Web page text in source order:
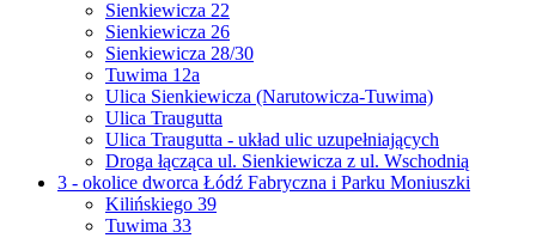
Sienkiewicza 22
Sienkiewicza 26
Sienkiewicza 28/30
Tuwima 12a
Ulica Sienkiewicza (Narutowicza-Tuwima)
Ulica Traugutta
Ulica Traugutta - układ ulic uzupełniających
Droga łącząca ul. Sienkiewicza z ul. Wschodnią
3 - okolice dworca Łódź Fabryczna i Parku Moniuszki
Kilińskiego 39
Tuwima 33